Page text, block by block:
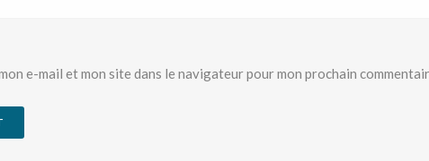
e-mail et mon site dans le navigateur pour mon prochain